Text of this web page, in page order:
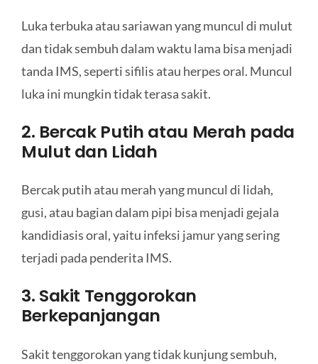
Luka terbuka atau sariawan yang muncul di mulut
dan tidak sembuh dalam waktu lama bisa menjadi
tanda IMS, seperti sifilis atau herpes oral. Muncul
luka ini mungkin tidak terasa sakit.
2. Bercak Putih atau Merah pada
Mulut dan Lidah
Bercak putih atau merah yang muncul di lidah,
gusi, atau bagian dalam pipi bisa menjadi gejala
kandidiasis oral, yaitu infeksi jamur yang sering
terjadi pada penderita IMS.
3. Sakit Tenggorokan
Berkepanjangan
Sakit tenggorokan yang tidak kunjung sembuh,